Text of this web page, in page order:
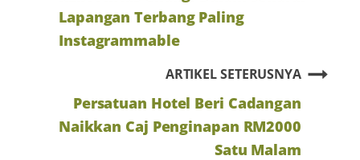
Lapangan Terbang Paling
Instagrammable
ARTIKEL SETERUSNYA
Persatuan Hotel Beri Cadangan
Naikkan Caj Penginapan RM2000
Satu Malam